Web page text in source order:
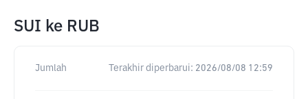
SUI ke RUB
Jumlah Terakhir diperbarui: 2026/08/08 12:59